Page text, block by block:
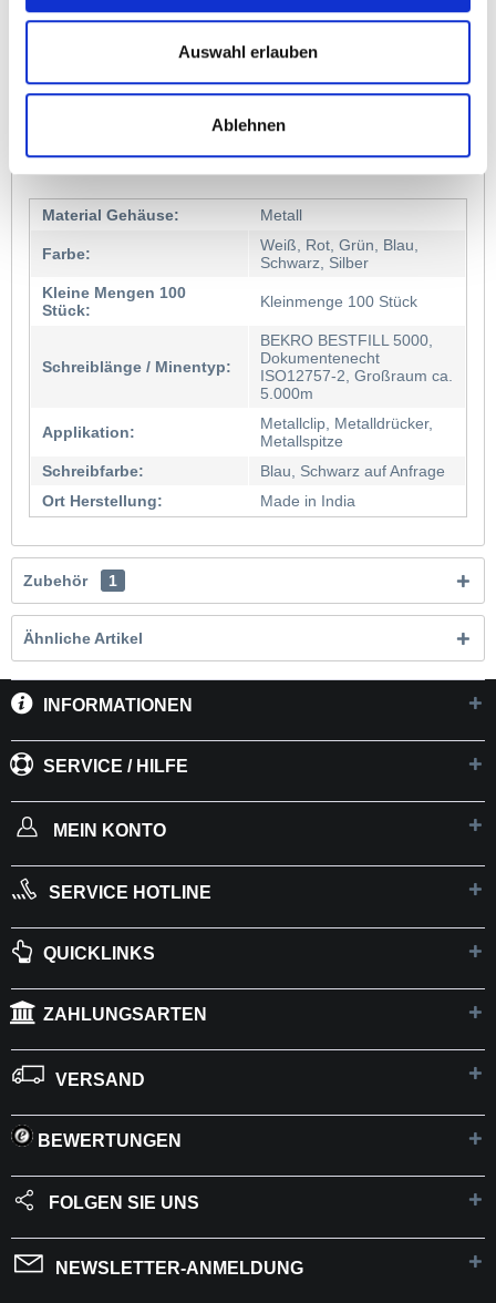
Auswahl erlauben
Ablehnen
Schirme…
30.000 Werbeartikel, Wir leiten Sie weiter.
Bewertungen lesen, schreiben und diskutieren...
Material Gehäuse: Metall
Farbe:
Weiß, Rot, Grün, Blau,
Schwarz, Silber
Kleine Mengen 100
Stück:
Kleinmenge 100 Stück
Schreiblänge / Minentyp:
BEKRO BESTFILL 5000,
Dokumentenecht
ISO12757-2, Großraum ca.
5.000m
Applikation:
Metallclip, Metalldrücker,
Metallspitze
Schreibfarbe:
Blau, Schwarz auf Anfrage
Ort Herstellung:
Made in India
Zubehör 1
Ähnliche Artikel
INFORMATIONEN
SERVICE / HILFE
MEIN KONTO
SERVICE HOTLINE
QUICKLINKS
ZAHLUNGSARTEN
VERSAND
BEWERTUNGEN
FOLGEN SIE UNS
NEWSLETTER-ANMELDUNG